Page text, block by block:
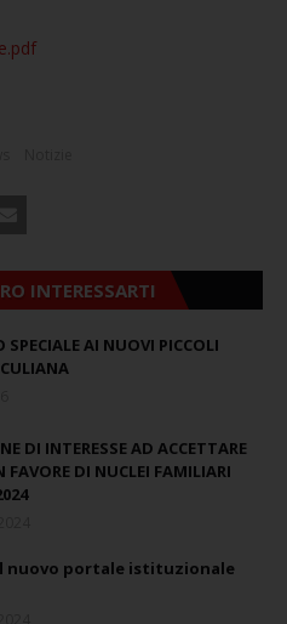
INTERESSARTI
SPECIALE AI NUOVI PICCOLI
DI INTERESSE AD ACCETTARE
FAVORE DI NUCLEI FAMILIARI
nuovo portale istituzionale